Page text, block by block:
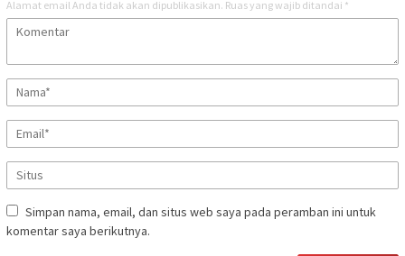
Alamat email Anda tidak akan dipublikasikan. Ruas yang wajib ditandai *
Simpan nama, email, dan situs web saya pada peramban ini untuk
komentar saya berikutnya.